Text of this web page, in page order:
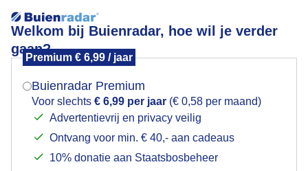
Welkom bij Buienradar, hoe wil je verder
gaan?
Premium € 6,99 / jaar
Buienradar Premium
Voor slechts € 6,99 per jaar (€ 0,58 per maand)
Advertentievrij en privacy veilig
Ontvang voor min. € 40,- aan cadeaus
10% donatie aan Staatsbosbeheer
Steeds meer blauw en zon bij De Zaag boven de
Nieuwe Maas
Mogen we je locatie gebruiken voor het
Indien je hier nog geen akkoord op hebt gegeven,
verschijnt er zo een pop-up uit je browser waarin